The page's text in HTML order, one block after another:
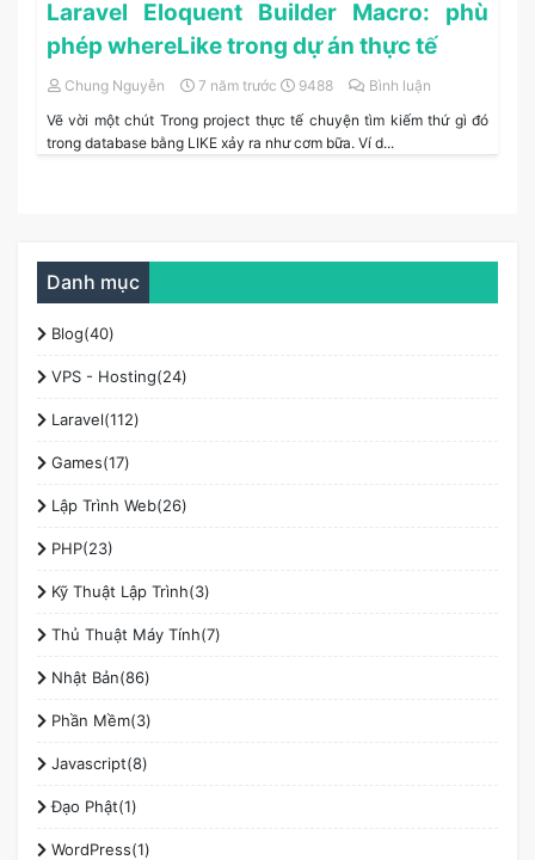
Laravel Eloquent Builder Macro: phù
phép whereLike trong dự án thực tế
Chung Nguyễn 7 năm trước 9488
Bình luận
Vẽ vời một chút Trong project thực tế chuyện tìm kiếm thứ gì đó
trong database bằng LIKE xảy ra như cơm bữa. Ví d...
Danh mục
Blog(40)
VPS - Hosting(24)
Laravel(112)
Games(17)
Lập Trình Web(26)
PHP(23)
Kỹ Thuật Lập Trình(3)
Thủ Thuật Máy Tính(7)
Nhật Bản(86)
Phần Mềm(3)
Javascript(8)
Đạo Phật(1)
WordPress(1)